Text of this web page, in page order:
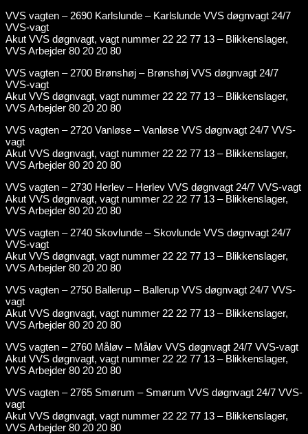
VVS vagten – 2690 Karlslunde – Karlslunde VVS døgnvagt 24/7
VVS-vagt
Akut VVS døgnvagt, vagt nummer 22 22 77 13 – Blikkenslager,
VVS Arbejder 80 20 20 80
VVS vagten – 2700 Brønshøj – Brønshøj VVS døgnvagt 24/7
VVS-vagt
Akut VVS døgnvagt, vagt nummer 22 22 77 13 – Blikkenslager,
VVS Arbejder 80 20 20 80
VVS vagten – 2720 Vanløse – Vanløse VVS døgnvagt 24/7 VVS-
vagt
Akut VVS døgnvagt, vagt nummer 22 22 77 13 – Blikkenslager,
VVS Arbejder 80 20 20 80
VVS vagten – 2730 Herlev – Herlev VVS døgnvagt 24/7 VVS-vagt
Akut VVS døgnvagt, vagt nummer 22 22 77 13 – Blikkenslager,
VVS Arbejder 80 20 20 80
VVS vagten – 2740 Skovlunde – Skovlunde VVS døgnvagt 24/7
VVS-vagt
Akut VVS døgnvagt, vagt nummer 22 22 77 13 – Blikkenslager,
VVS Arbejder 80 20 20 80
VVS vagten – 2750 Ballerup – Ballerup VVS døgnvagt 24/7 VVS-
vagt
Akut VVS døgnvagt, vagt nummer 22 22 77 13 – Blikkenslager,
VVS Arbejder 80 20 20 80
VVS vagten – 2760 Måløv – Måløv VVS døgnvagt 24/7 VVS-vagt
Akut VVS døgnvagt, vagt nummer 22 22 77 13 – Blikkenslager,
VVS Arbejder 80 20 20 80
VVS vagten – 2765 Smørum – Smørum VVS døgnvagt 24/7 VVS-
vagt
Akut VVS døgnvagt, vagt nummer 22 22 77 13 – Blikkenslager,
VVS Arbejder 80 20 20 80